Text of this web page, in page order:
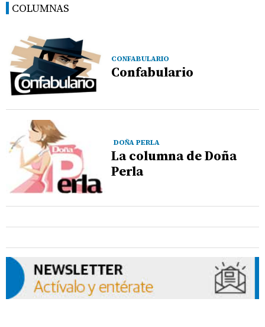
COLUMNAS
CONFABULARIO
Confabulario
DOÑA PERLA
La columna de Doña
Perla